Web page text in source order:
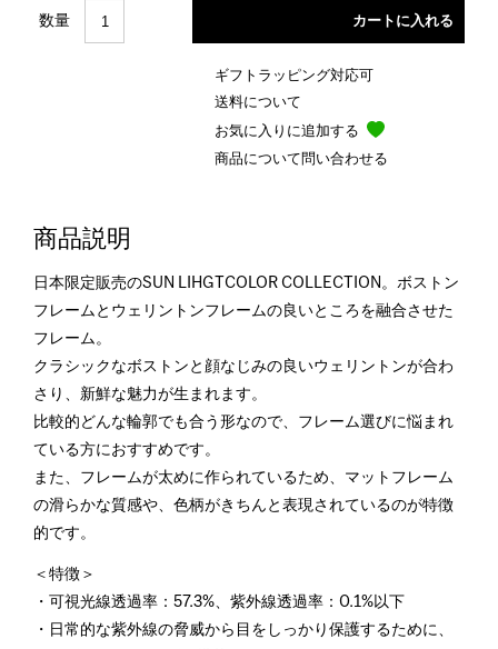
数量
ギフトラッピング対応可
送料について
お気に入りに追加する
商品について問い合わせる
商品説明
日本限定販売のSUN LIHGTCOLOR COLLECTION。ボストン
フレームとウェリントンフレームの良いところを融合させた
フレーム。
クラシックなボストンと顔なじみの良いウェリントンが合わ
さり、新鮮な魅力が生まれます。
比較的どんな輪郭でも合う形なので、フレーム選びに悩まれ
ている方におすすめです。
また、フレームが太めに作られているため、マットフレーム
の滑らかな質感や、色柄がきちんと表現されているのが特徴
的です。
＜特徴＞
・可視光線透過率：57.3%、紫外線透過率：0.1%以下
・日常的な紫外線の脅威から目をしっかり保護するために、